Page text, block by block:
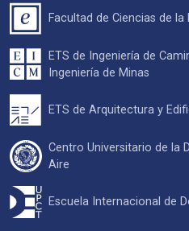
Facultad de Ciencias de la
ETS de Ingeniería de
Ingeniería de Minas
ETS de Arquitectura y
Centro Universitario de la
Aire
Escuela Internacional de